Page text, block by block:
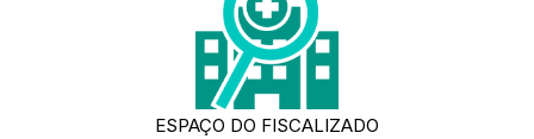
ESPAÇO DO FISCALIZADO